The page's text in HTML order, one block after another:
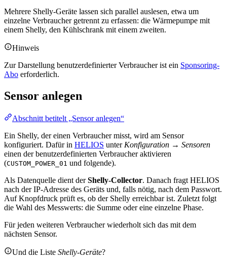
Mehrere Shelly-Geräte lassen sich parallel auslesen, etwa um
einzelne Verbraucher getrennt zu erfassen: die Wärmepumpe mit
einem Shelly, den Kühlschrank mit einem zweiten.
Hinweis
Zur Darstellung benutzerdefinierter Verbraucher ist ein Sponsoring-
Abo erforderlich.
Sensor anlegen
Abschnitt betitelt „Sensor anlegen“
Ein Shelly, der einen Verbraucher misst, wird am Sensor
konfiguriert. Dafür in HELIOS unter Konfiguration → Sensoren
einen der benutzerdefinierten Verbraucher aktivieren
(CUSTOM_POWER_01 und folgende).
Als Datenquelle dient derShelly-Collector. Danach fragt HELIOS
nach der IP-Adresse des Geräts und, falls nötig, nach dem Passwort.
Auf Knopfdruck prüft es, ob der Shelly erreichbar ist. Zuletzt folgt
die Wahl des Messwerts: die Summe oder eine einzelne Phase.
Für jeden weiteren Verbraucher wiederholt sich das mit dem
nächsten Sensor.
Und die Liste Shelly-Geräte?